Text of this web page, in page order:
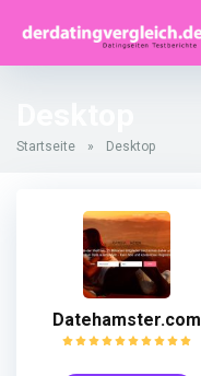
Startseite » Desktop
Datehamster.com